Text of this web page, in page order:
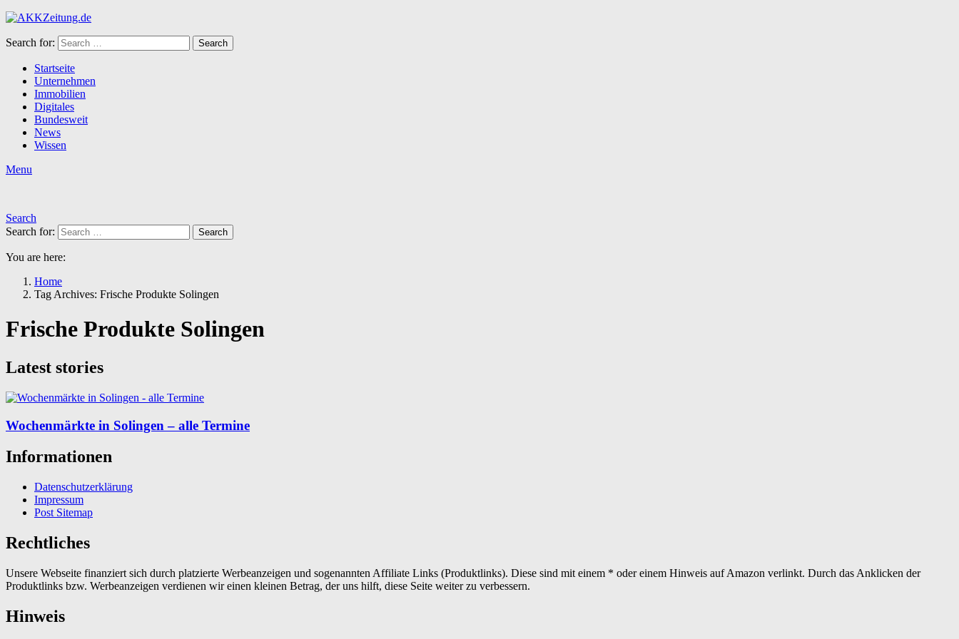
Search for: Search
Startseite
Unternehmen
Immobilien
Digitales
Bundesweit
News
Wissen
Menu
Search
Search for:
Search
You are here:
Home
Tag Archives: Frische Produkte Solingen
Frische Produkte Solingen
Latest stories
Wochenmärkte in Solingen – alle Termine
Informationen
Datenschutzerklärung
Impressum
Post Sitemap
Rechtliches
Unsere Webseite finanziert sich durch platzierte Werbeanzeigen und sogenannten Affiliate Links (Produktlinks). Diese sind mit einem * oder einem Hinweis auf Amazon verlinkt. Durch das Anklicken der
Produktlinks bzw. Werbeanzeigen verdienen wir einen kleinen Betrag, der uns hilft, diese Seite weiter zu verbessern.
Hinweis